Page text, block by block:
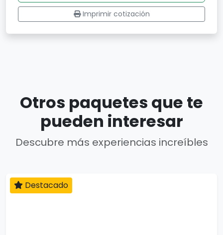
Imprimir cotización
Otros paquetes que te
pueden interesar
Descubre más experiencias increíbles
Destacado